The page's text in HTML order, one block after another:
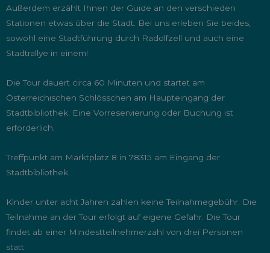
Außerdem erzählt Ihnen der Guide an den verschieden
Stationen etwas über die Stadt. Bei uns erleben Sie beides,
sowohl eine Stadtführung durch Radolfzell und auch eine
Stadtrallye in einem!
Die Tour dauert circa 60 Minuten und startet am
Österreichischen Schlösschen am Haupteingang der
Stadtbibliothek. Eine Vorreservierung oder Buchung ist
erforderlich.
Treffpunkt am Marktplatz 8 in 78315 am Eingang der
Stadtbibliothek.
Kinder unter acht Jahren zahlen keine Teilnahmegebühr. Die
Teilnahme an der Tour erfolgt auf eigene Gefahr. Die Tour
findet ab einer Mindestteilnehmerzahl von drei Personen
statt.